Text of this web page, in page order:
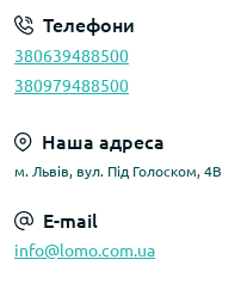
Телефони
380639488500
380979488500
Наша адреса
м. Львів, вул. Під Голоском, 4В
E-mail
info@lomo.com.ua